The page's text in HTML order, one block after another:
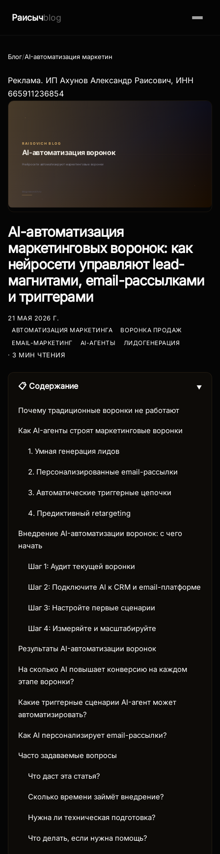
Раисычblog
Блог AI-автоматизация маркетинговых воронок: как нейросети
Реклама. ИП Ахунов Александр Раисович, ИНН
665911236854
AI-автоматизация
маркетинговых воронок: как
нейросети управляют lead-
магнитами, email-рассылками
и триггерами
21 МАЯ 2026 Г.
АВТОМАТИЗАЦИЯ МАРКЕТИНГА
ВОРОНКА ПРОДАЖ
EMAIL-МАРКЕТИНГ
AI-АГЕНТЫ ЛИДОГЕНЕРАЦИЯ
· 3 МИН ЧТЕНИЯ
📋 Содержание ▼
Почему традиционные воронки не работают
Как AI-агенты строят маркетинговые воронки
1. Умная генерация лидов
2. Персонализированные email-рассылки
3. Автоматические триггерные цепочки
4. Предиктивный retargeting
Внедрение AI-автоматизации воронок: с чего
начать
Шаг 1: Аудит текущей воронки
Шаг 2: Подключите AI к CRM и email-платформе
Шаг 3: Настройте первые сценарии
Шаг 4: Измеряйте и масштабируйте
Результаты AI-автоматизации воронок
На сколько AI повышает конверсию на каждом
этапе воронки?
Какие триггерные сценарии AI-агент может
автоматизировать?
Как AI персонализирует email-рассылки?
Часто задаваемые вопросы
Что даст эта статья?
Сколько времени займёт внедрение?
Нужна ли техническая подготовка?
Что делать, если нужна помощь?